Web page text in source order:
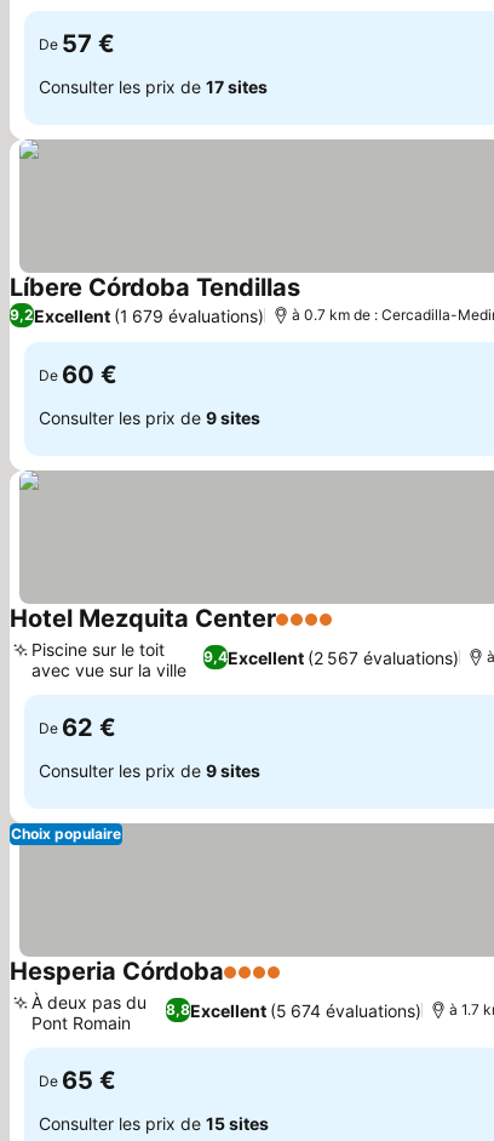
De 57 €
Consulter les prix de 17 sites
Líbere Córdoba TendillasConsulter les prix
9,2Excellent (1 679 évaluations) à 0.7 km de : Cercadilla-
De 60 €
Consulter les prix de 9 sites
Hotel Mezquita Center4 Étoiles
9,4Excellent (2 567 évaluations)
Piscine sur le toit
avec vue sur la ville
De 62 €
Consulter les prix de 9 sites
Choix populaire
Hesperia Córdoba4 Étoiles
8,8Excellent (5 674 évaluations)
À deux pas du
Pont Romain
à 1.7
De 65 €
Consulter les prix de 15 sites